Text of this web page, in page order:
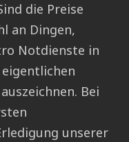
die Preise
an Dingen,
Notdienste in
Bei
unserer